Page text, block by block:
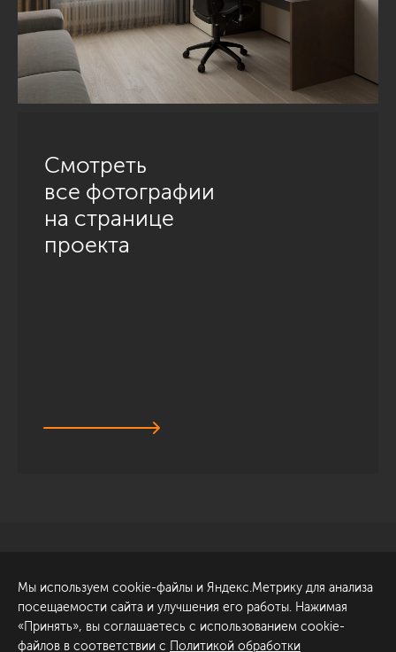
Смотреть
все фотографии
на странице
проекта
Обсудить проект
ул. Академика Павлова, 6
к1
+7 (812) 200-95-55
Мы используем cookie-файлы и Яндекс.Метрику для анализа
посещаемости сайта и улучшения его работы. Нажимая
«Принять», вы соглашаетесь с использованием cookie-
файлов в соответствии с Политикой обработки